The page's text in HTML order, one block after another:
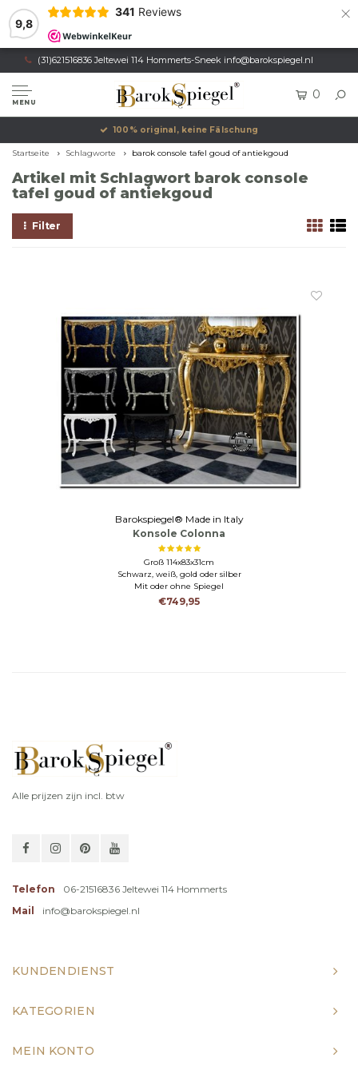
9,8
341 Reviews ×
(31)621516836 Jeltewei 114 Hommerts-Sneek info@barokspiegel.nl
MENU
0
100% original, keine Fälschung
Startseite Schlagworte barok console tafel goud of antiekgoud
Artikel mit Schlagwort barok console
tafel goud of antiekgoud
Filter
Barokspiegel® Made in Italy
Konsole Colonna
Groß 114x83x31cm
Schwarz, weiß, gold oder silber
Mit oder ohne Spiegel
€749,95
Alle prijzen zijn incl. btw
Telefon
06-21516836 Jeltewei 114 Hommerts
Mail
info@barokspiegel.nl
KUNDENDIENST
KATEGORIEN
MEIN KONTO